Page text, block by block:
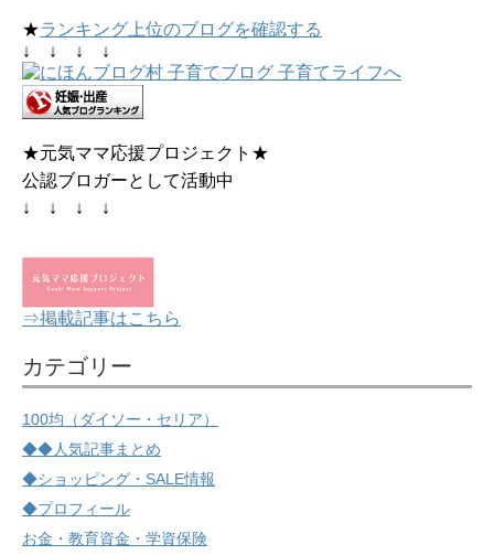
★ランキング上位のブログを確認する
↓ ↓ ↓ ↓
★元気ママ応援プロジェクト★
公認ブロガーとして活動中
↓ ↓ ↓ ↓
⇒掲載記事はこちら
カテゴリー
100均（ダイソー・セリア）
◆◆人気記事まとめ
◆ショッピング・SALE情報
◆プロフィール
お金・教育資金・学資保険